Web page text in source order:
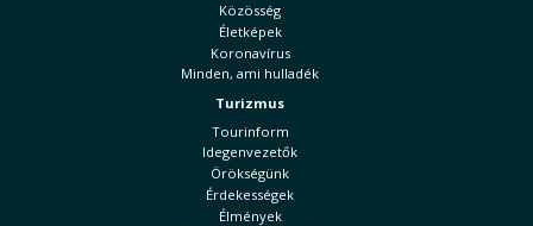
Közösség
Életképek
Koronavírus
Minden, ami hulladék
Turizmus
Tourinform
Idegenvezetők
Örökségünk
Érdekességek
Élmények